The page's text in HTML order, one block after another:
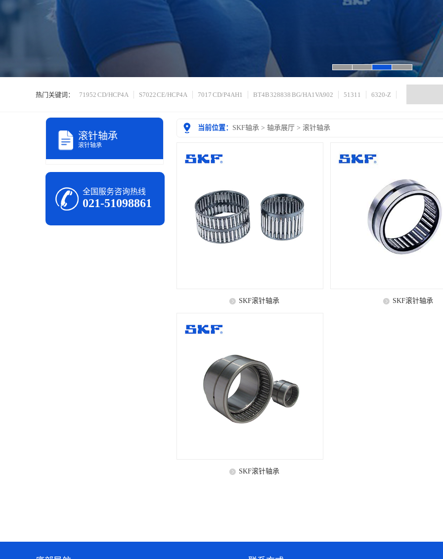
热门关键词： 71952 CD/HCP4A S7022 CE/HCP4A 7017 CD/P4AH1 BT4B 328838 BG/HA1VA902 51311 6320-Z
当前位置： SKF轴承 > 轴承展厅 > 滚针轴承
SKF滚针轴承 SKF滚针轴承
SKF滚针轴承
滚针轴承
滚针轴承
全国服务咨询热线
021-51098861